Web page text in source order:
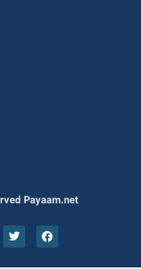
Copyright © 2023, All Rights Reserved Payaam.net